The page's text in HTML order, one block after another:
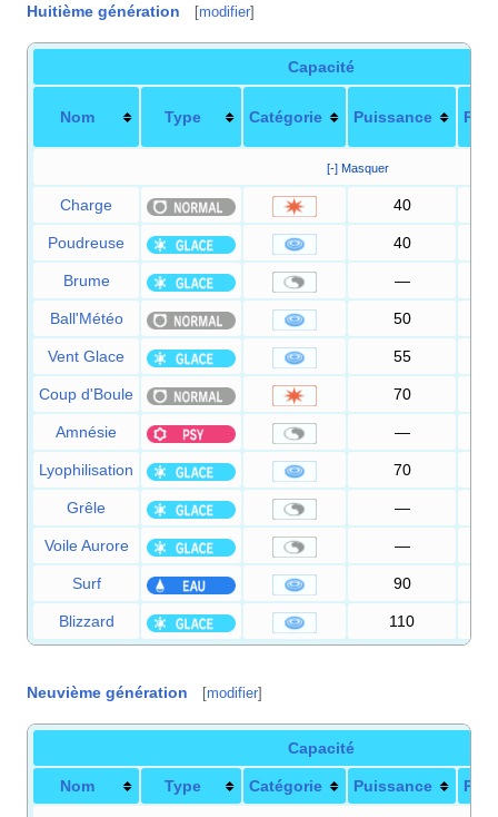
Huitième génération [modifier]
Capacité
Nom Type Catégorie Puissance
[-] Masquer
Charge 40
Poudreuse 40
Brume —
Ball'Météo 50
Vent Glace 55
Coup d'Boule 70
Amnésie —
Lyophilisation 70
Grêle —
Voile Aurore —
Surf 90
Blizzard 110
Neuvième génération [modifier]
Capacité
Nom Type Catégorie Puissance